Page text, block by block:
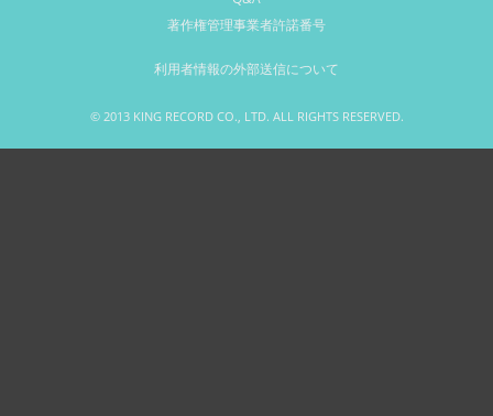
著作権管理事業者許諾番号
利用者情報の外部送信について
© 2013 KING RECORD CO., LTD. ALL RIGHTS RESERVED.